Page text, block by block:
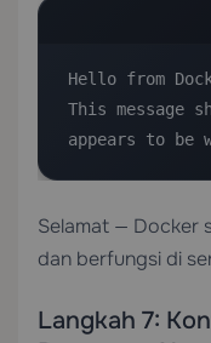
Hello from
This message
appears to be
Selamat — Docker
dan berfungsi di
Langkah 7: